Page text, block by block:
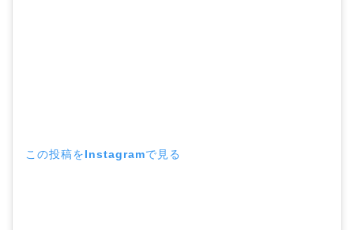
この投稿をInstagramで見る